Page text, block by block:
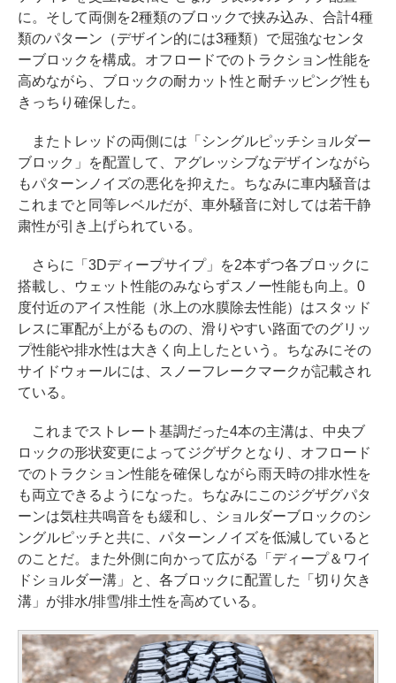
に。そして両側を2種類のブロックで挟み込み、合計4種
類のパターン（デザイン的には3種類）で屈強なセンタ
ーブロックを構成。オフロードでのトラクション性能を
高めながら、ブロックの耐カット性と耐チッピング性も
きっちり確保した。
またトレッドの両側には「シングルピッチショルダー
ブロック」を配置して、アグレッシブなデザインながら
もパターンノイズの悪化を抑えた。ちなみに車内騒音は
これまでと同等レベルだが、車外騒音に対しては若干静
粛性が引き上げられている。
さらに「3Dディープサイプ」を2本ずつ各ブロックに
搭載し、ウェット性能のみならずスノー性能も向上。0
度付近のアイス性能（氷上の水膜除去性能）はスタッド
レスに軍配が上がるものの、滑りやすい路面でのグリッ
プ性能や排水性は大きく向上したという。ちなみにその
サイドウォールには、スノーフレークマークが記載され
ている。
これまでストレート基調だった4本の主溝は、中央ブ
ロックの形状変更によってジグザクとなり、オフロード
でのトラクション性能を確保しながら雨天時の排水性を
も両立できるようになった。ちなみにこのジグザグパタ
ーンは気柱共鳴音をも緩和し、ショルダーブロックのシ
ングルピッチと共に、パターンノイズを低減していると
のことだ。また外側に向かって広がる「ディープ＆ワイ
ドショルダー溝」と、各ブロックに配置した「切り欠き
溝」が排水/排雪/排土性を高めている。